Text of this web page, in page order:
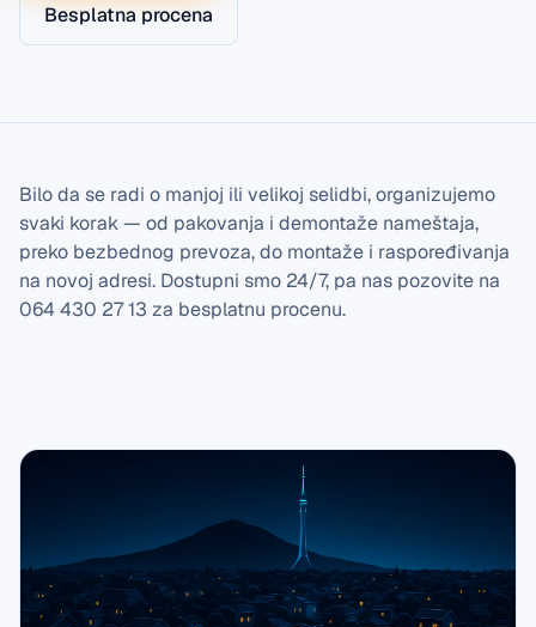
Besplatna procena
Bilo da se radi o manjoj ili velikoj selidbi, organizujemo
svaki korak — od pakovanja i demontaže nameštaja,
preko bezbednog prevoza, do montaže i raspoređivanja
na novoj adresi. Dostupni smo 24/7, pa nas pozovite na
064 430 27 13 za besplatnu procenu.